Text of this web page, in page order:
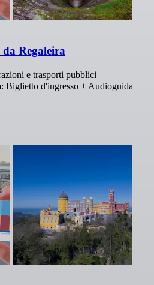
Regaleira
e trasporti pubblici
Biglietto d'ingresso + Audioguida